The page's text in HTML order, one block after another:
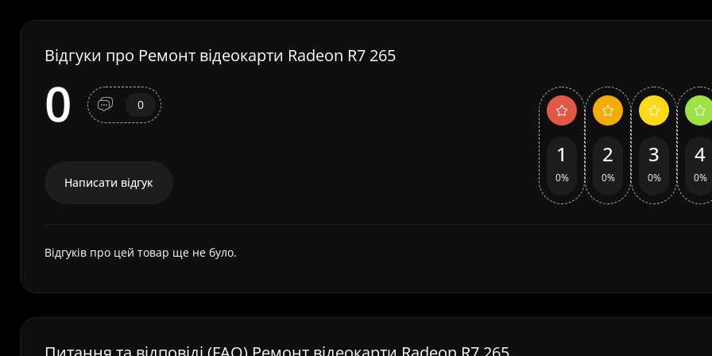
Відгуки про Ремонт відеокарти Radeon R7 265
0 0
Написати відгук
1
0%
2
0%
3
0%
4
0%
Відгуків про цей товар ще не було.